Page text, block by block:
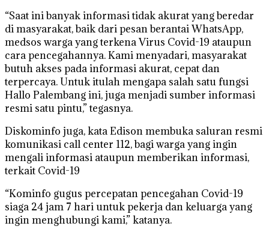
“Saat ini banyak informasi tidak akurat yang beredar
di masyarakat, baik dari pesan berantai WhatsApp,
medsos warga yang terkena Virus Covid-19 ataupun
cara pencegahannya. Kami menyadari, masyarakat
butuh akses pada informasi akurat, cepat dan
terpercaya. Untuk itulah mengapa salah satu fungsi
Hallo Palembang ini, juga menjadi sumber informasi
resmi satu pintu,” tegasnya.
Diskominfo juga, kata Edison membuka saluran resmi
komunikasi call center 112, bagi warga yang ingin
mengali informasi ataupun memberikan informasi,
terkait Covid-19
“Kominfo gugus percepatan pencegahan Covid-19
siaga 24 jam 7 hari untuk pekerja dan keluarga yang
ingin menghubungi kami,” katanya.